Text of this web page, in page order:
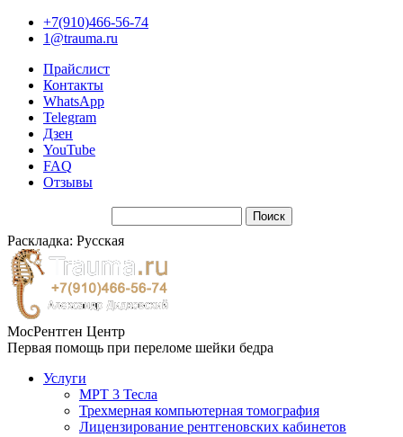
+7(910)466-56-74
1@trauma.ru
Прайслист
Контакты
WhatsApp
Telegram
Дзен
YouTube
FAQ
Отзывы
Раскладка: Русская
МосРентген Центр
Первая помощь при переломе шейки бедра
Услуги
МРТ 3 Тесла
Трехмерная компьютерная томография
Лицензирование рентгеновских кабинетов